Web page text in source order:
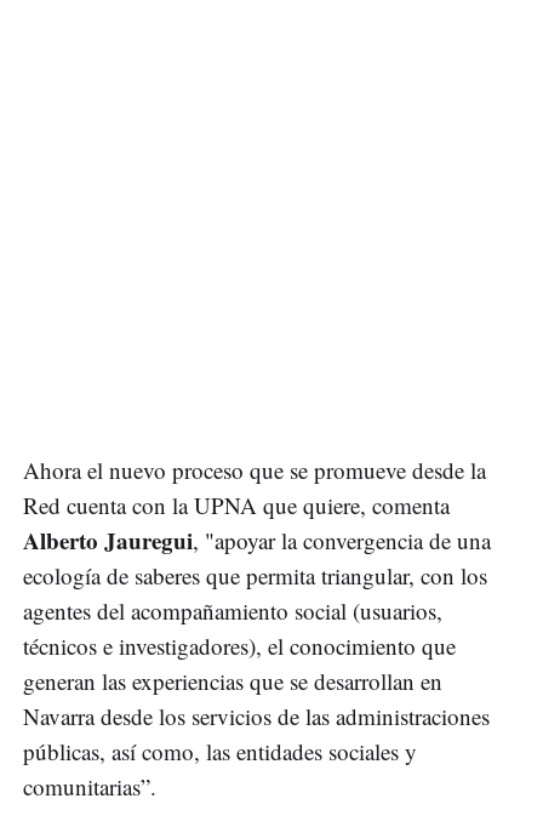
Ahora el nuevo proceso que se promueve desde la
Red cuenta con la UPNA que quiere, comenta
Alberto Jauregui, "apoyar la convergencia de una
ecología de saberes que permita triangular, con los
agentes del acompañamiento social (usuarios,
técnicos e investigadores), el conocimiento que
generan las experiencias que se desarrollan en
Navarra desde los servicios de las administraciones
públicas, así como, las entidades sociales y
comunitarias”.